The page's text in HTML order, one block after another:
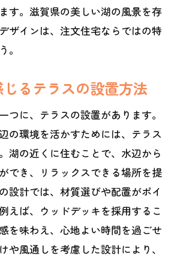
す。滋賀県の美しい湖の風景を存
ザインは、注文住宅ならではの特
。
るテラスの設置方法
つに、テラスの設置があります。
の環境を活かすためには、テラス
湖の近くに住むことで、水辺から
でき、リラックスできる場所を提
設計では、材質選びや配置がポイ
えば、ウッドデッキを採用するこ
を味わえ、心地よい時間を過ごせ
や風通しを考慮した設計により、